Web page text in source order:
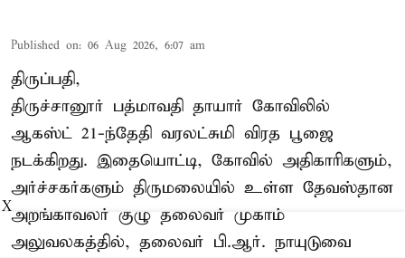
Published on: 06 Aug 2026, 6:07 am
திருப்பதி,
திருச்சானூர் பத்மாவதி தாயார் கோவிலில்
ஆகஸ்ட் 21-ந்தேதி வரலட்சுமி விரத பூஜை
நடக்கிறது. இதையொட்டி, கோவில் அதிகாரிகளும்,
அர்ச்சகர்களும் திருமலையில் உள்ள தேவஸ்தான
அறங்காவலர் குழு தலைவர் முகாம்
அலுவலகத்தில், தலைவர் பி.ஆர். நாயுடுவை
X